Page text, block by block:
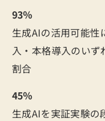
93％
生成AIの活用可能性
入・本格導入のいず
割合
45％
生成AIを実証実験の